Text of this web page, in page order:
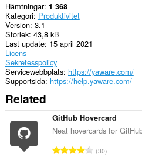
Hämtningar 1 368
Kategori Produktivitet
Version 3.1
Storlek 43,8 kB
Last update 15 april 2021
Licens
Sekretesspolicy
Servicewebbplats https://yaware.com/
Supportsida https://help.yaware.com/
Related
GitHub Hovercard
Neat hovercards for
T30